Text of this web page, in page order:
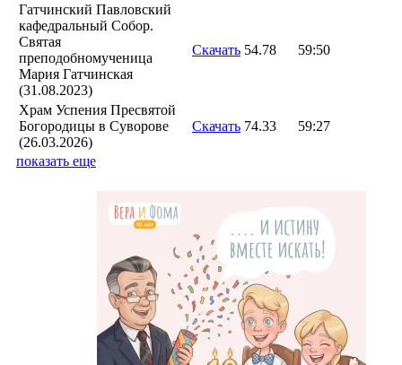
Гатчинский Павловский
кафедральный Собор.
Святая
преподобномученица
Мария Гатчинская
(31.08.2023)
Скачать 54.78 59:50
Храм Успения Пресвятой
Богородицы в Суворове
(26.03.2026)
Скачать 74.33 59:27
показать еще